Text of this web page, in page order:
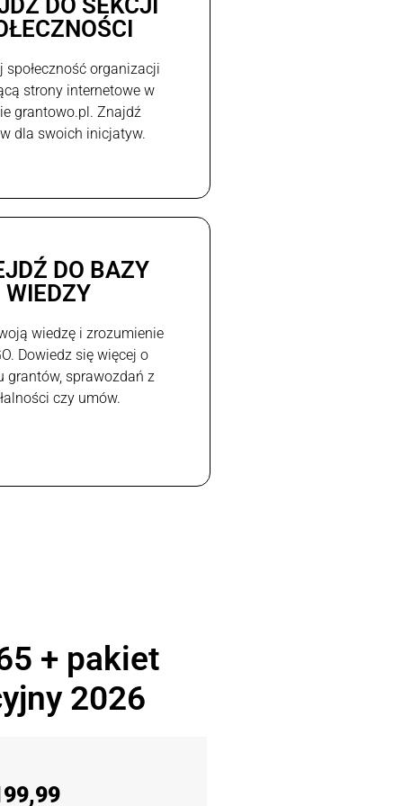
społeczność organizacji
strony internetowe w
grantowo.pl. Znajdź
dla swoich inicjatyw.
DO BAZY
WIEDZY
wiedzę i zrozumienie
Dowiedz się więcej o
grantów, sprawozdań z
czy umów.
+ pakiet
2026